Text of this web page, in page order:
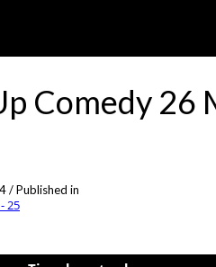
Comedy 26
/Published in
25